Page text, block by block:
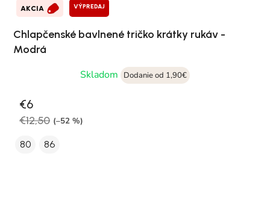
AKCIA VÝPREDAJ
Chlapčenské bavlnené tričko krátky rukáv -
Modrá
Skladom
Dodanie od 1,90€
€6
€12,50 (–52 %)
80 86